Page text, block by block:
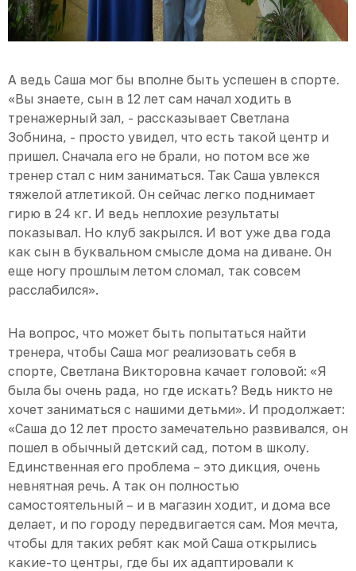
А ведь Саша мог бы вполне быть успешен в спорте.
«Вы знаете, сын в 12 лет сам начал ходить в
тренажерный зал, - рассказывает Светлана
Зобнина, - просто увидел, что есть такой центр и
пришел. Сначала его не брали, но потом все же
тренер стал с ним заниматься. Так Саша увлекся
тяжелой атлетикой. Он сейчас легко поднимает
гирю в 24 кг. И ведь неплохие результаты
показывал. Но клуб закрылся. И вот уже два года
как сын в буквальном смысле дома на диване. Он
еще ногу прошлым летом сломал, так совсем
расслабился».
На вопрос, что может быть попытаться найти
тренера, чтобы Саша мог реализовать себя в
спорте, Светлана Викторовна качает головой: «Я
была бы очень рада, но где искать? Ведь никто не
хочет заниматься с нашими детьми». И продолжает:
«Саша до 12 лет просто замечательно развивался, он
пошел в обычный детский сад, потом в школу.
Единственная его проблема – это дикция, очень
невнятная речь. А так он полностью
самостоятельный – и в магазин ходит, и дома все
делает, и по городу передвигается сам. Моя мечта,
чтобы для таких ребят как мой Саша открылись
какие-то центры, где бы их адаптировали к